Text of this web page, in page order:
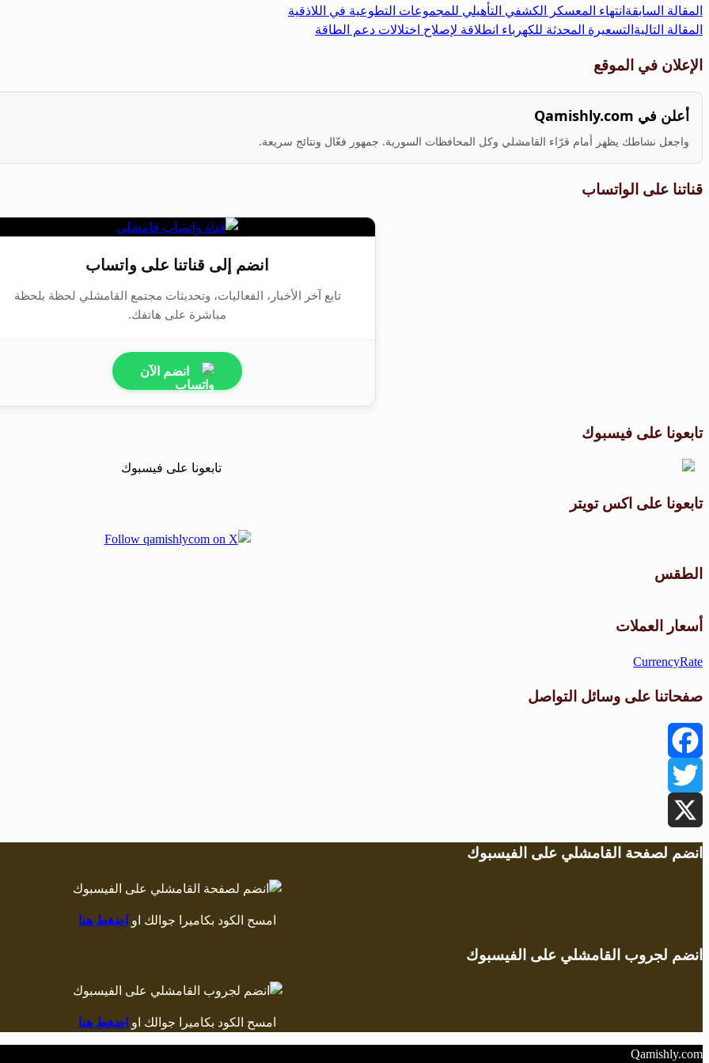
المقالة السابقة انتهاء المعسكر الكشفي التأهيلي للمجموعات التطوعية في اللاذقية
المقالة التالية التسعيرة المحدثة للكهرباء انطلاقة لإصلاح اختلالات دعم الطاقة
الإعلان في الموقع
أعلن في Qamishly.com
واجعل نشاطك يظهر أمام قرّاء القامشلي وكل المحافظات السورية. جمهور فعّال ونتائج سريعة.
قناتنا على الواتساب
انضم إلى قناتنا على واتساب
تابع آخر الأخبار، الفعاليات، وتحديثات مجتمع القامشلي لحظة بلحظة
مباشرة على هاتفك.
انضم الآن
تابعونا على فيسبوك
تابعونا على اكس تويتر
الطقس
أسعار العملات
CurrencyRate
صفحاتنا على وسائل التواصل
Facebook
Twitter
X
انضم لصفحة القامشلي على الفيسبوك
امسح الكود بكاميرا جوالك او اضغط هنا
انضم لجروب القامشلي على الفيسبوك
امسح الكود بكاميرا جوالك او اضغط هنا
Qamishly.com